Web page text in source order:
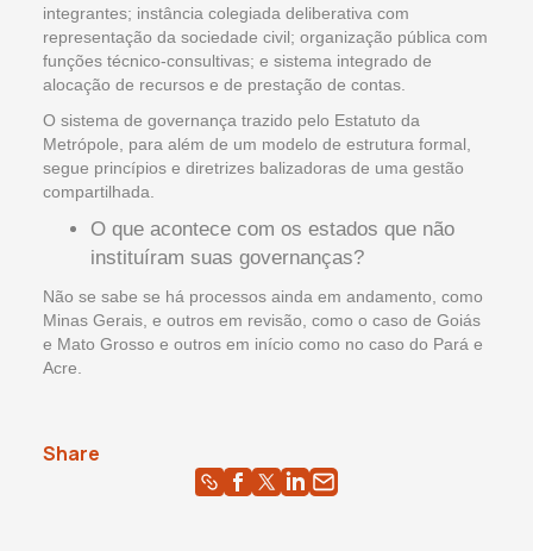
integrantes; instância colegiada deliberativa com
representação da sociedade civil; organização pública com
funções técnico-consultivas; e sistema integrado de
alocação de recursos e de prestação de contas.
O sistema de governança trazido pelo Estatuto da
Metrópole, para além de um modelo de estrutura formal,
segue princípios e diretrizes balizadoras de uma gestão
compartilhada.
O que acontece com os estados que não
instituíram suas governanças?
Não se sabe se há processos ainda em andamento, como
Minas Gerais, e outros em revisão, como o caso de Goiás
e Mato Grosso e outros em início como no caso do Pará e
Acre.
Share